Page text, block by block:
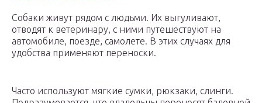
Собаки живут рядом с людьми. Их выгуливают,
отводят к ветеринару, с ними путешествуют на
автомобиле, поезде, самолете. В этих случаях для
удобства применяют переноски.
Часто используют мягкие сумки, рюкзаки, слинги.